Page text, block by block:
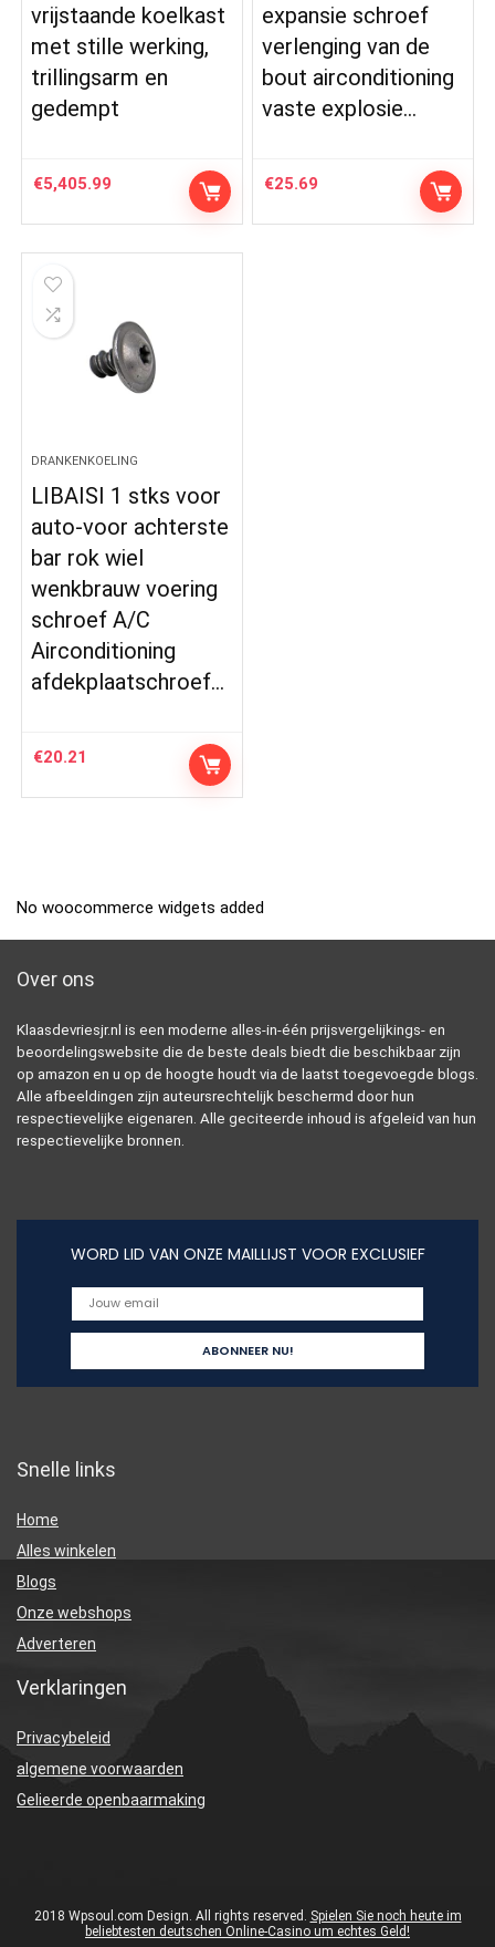
vrijstaande koelkast
met stille werking,
trillingsarm en
gedempt
€5,405.99
expansie schroef
verlenging van de
bout airconditioning
vaste explosie…
€25.69
DRANKENKOELING
LIBAISI 1 stks voor
auto-voor achterste
bar rok wiel
wenkbrauw voering
schroef A/C
Airconditioning
afdekplaatschroef…
€20.21
No woocommerce widgets added
Over ons
Klaasdevriesjr.nl is een moderne alles-in-één prijsvergelijkings- en
beoordelingswebsite die de beste deals biedt die beschikbaar zijn
op amazon en u op de hoogte houdt via de laatst toegevoegde blogs.
Alle afbeeldingen zijn auteursrechtelijk beschermd door hun
respectievelijke eigenaren. Alle geciteerde inhoud is afgeleid van hun
respectievelijke bronnen.
WORD LID VAN ONZE MAILLIJST VOOR EXCLUSIEF
Snelle links
Home
Alles winkelen
Blogs
Onze webshops
Adverteren
Verklaringen
Privacybeleid
algemene voorwaarden
Gelieerde openbaarmaking
2018 Wpsoul.com Design. All rights reserved.
Spielen Sie noch heute im
beliebtesten deutschen Online-Casino um echtes Geld!